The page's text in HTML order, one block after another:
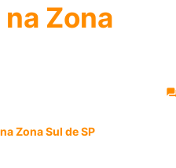
Zona
Zona Sul de SP